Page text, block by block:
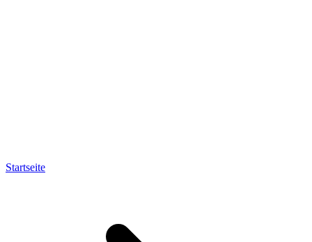
Startseite